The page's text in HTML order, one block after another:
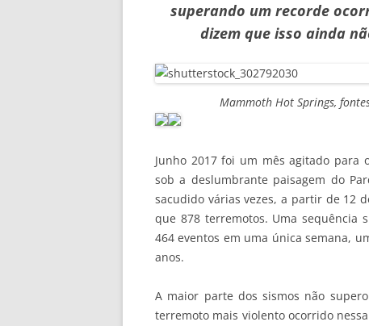
superando um recorde
dizem que isso ainda
Mammoth Hot Springs,
Junho 2017 foi um mês agitado para
sob a deslumbrante paisagem do
sacudido várias vezes, a partir de 12
que 878 terremotos. Uma sequência
464 eventos em uma única semana,
anos.
A maior parte dos sismos não
terremoto mais violento ocorrido